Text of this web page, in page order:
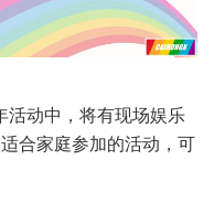
活动中，将有现场娱乐
合家庭参加的活动，可